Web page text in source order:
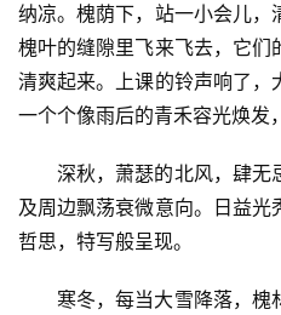
纳凉。槐荫下，站一小会儿，
槐叶的缝隙里飞来飞去，它
清爽起来。上课的铃声响了，
一个个像雨后的青禾容光焕发
深秋，萧瑟的北风，肆无
及周边飘荡衰微意向。日益
哲思，特写般呈现。
寒冬，每当大雪降落，槐